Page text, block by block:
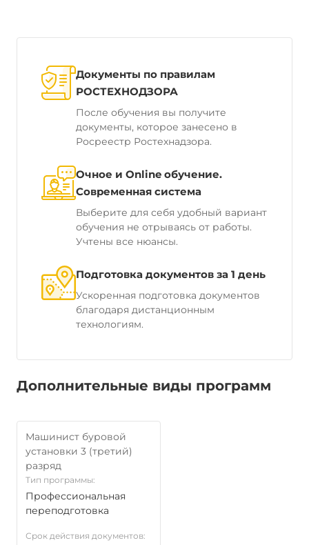
Документы по правилам
РОСТЕХНОДЗОРА
После обучения вы получите
документы, которое занесено в
Росреестр Ростехнадзора.
Очное и Online обучение.
Современная система
Выберите для себя удобный вариант
обучения не отрываясь от работы.
Учтены все нюансы.
Подготовка документов за 1 день
Ускоренная подготовка документов
благодаря дистанционным
технологиям.
Дополнительные виды программ
Машинист буровой
установки 3 (третий)
разряд
Тип программы:
Профессиональная
переподготовка
Срок действия документов: